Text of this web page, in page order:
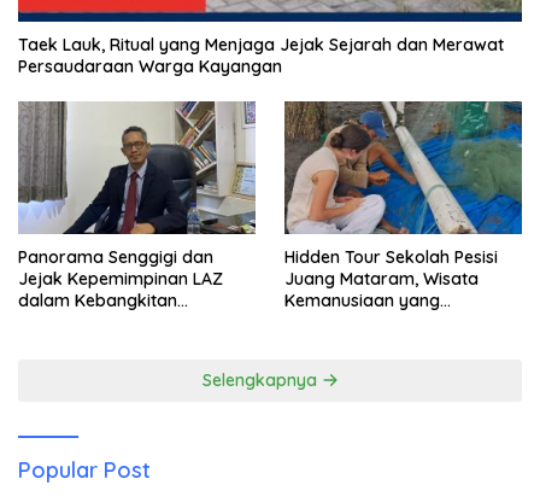
Taek Lauk, Ritual yang Menjaga Jejak Sejarah dan Merawat
Persaudaraan Warga Kayangan
Panorama Senggigi dan
Jejak Kepemimpinan LAZ
dalam Kebangkitan
Hidden Tour Sekolah Pesisi
Juang Mataram, Wisata
Kemanusiaan yang
Selengkapnya
Popular Post